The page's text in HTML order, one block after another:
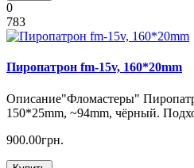
0
783
Пиропатрон fm-15v, 160*20mm
Описание"Фломастеры"
150*25mm, ~94mm, чёрный.
900.00грн.